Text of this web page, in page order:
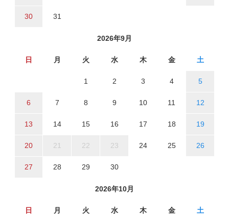
30 31
2026年9月
日 月 火 水 木 金 土
1 2 3 4 5
6 7 8 9 10 11 12
13 14 15 16 17 18 19
20 21 22 23 24 25 26
27 28 29 30
2026年10月
日 月 火 水 木 金 土